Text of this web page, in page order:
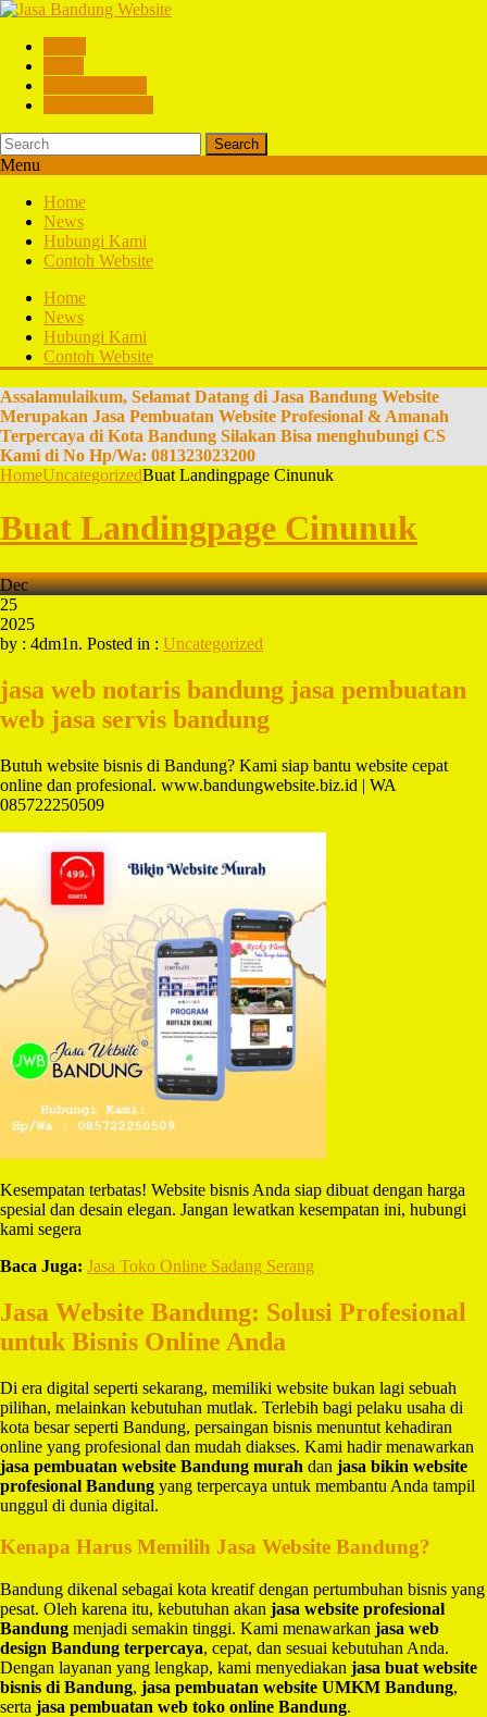
Search
Menu
Home
News
Hubungi Kami
Contoh Website
Home
News
Hubungi Kami
Contoh Website
Assalamulaikum, Selamat Datang di Jasa Bandung Website
Merupakan Jasa Pembuatan Website Profesional & Amanah
Terpercaya di Kota Bandung Silakan Bisa menghubungi CS
Kami di No Hp/Wa: 081323023200
HomeUncategorizedBuat Landingpage Cinunuk
Buat Landingpage Cinunuk
Dec
25
2025
by : 4dm1n. Posted in : Uncategorized
jasa web notaris bandung jasa pembuatan
web jasa servis bandung
Butuh website bisnis di Bandung? Kami siap bantu website cepat
online dan profesional. www.bandungwebsite.biz.id | WA
085722250509
Kesempatan terbatas! Website bisnis Anda siap dibuat dengan harga
spesial dan desain elegan. Jangan lewatkan kesempatan ini, hubungi
kami segera
Baca Juga: Jasa Toko Online Sadang Serang
Jasa Website Bandung: Solusi Profesional
untuk Bisnis Online Anda
Di era digital seperti sekarang, memiliki website bukan lagi sebuah
pilihan, melainkan kebutuhan mutlak. Terlebih bagi pelaku usaha di
kota besar seperti Bandung, persaingan bisnis menuntut kehadiran
online yang profesional dan mudah diakses. Kami hadir menawarkan
jasa pembuatan website Bandung murah dan jasa bikin website
profesional Bandung yang terpercaya untuk membantu Anda tampil
unggul di dunia digital.
Kenapa Harus Memilih Jasa Website Bandung?
Bandung dikenal sebagai kota kreatif dengan pertumbuhan bisnis yang
pesat. Oleh karena itu, kebutuhan akan jasa website profesional
Bandung menjadi semakin tinggi. Kami menawarkan jasa web
design Bandung terpercaya, cepat, dan sesuai kebutuhan Anda.
Dengan layanan yang lengkap, kami menyediakan jasa buat website
bisnis di Bandung, jasa pembuatan website UMKM Bandung,
serta jasa pembuatan web toko online Bandung.